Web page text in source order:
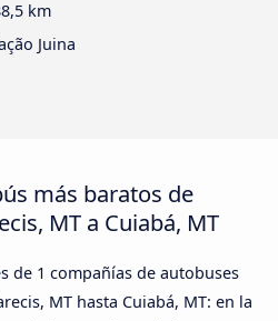
km
Juina
más baratos de
MT a Cuiabá, MT
de 1 compañías de autobuses
MT hasta Cuiabá, MT: en la